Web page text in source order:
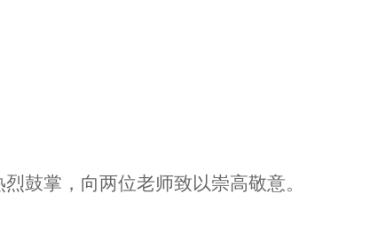
鼓掌，向两位老师致以崇高敬意。